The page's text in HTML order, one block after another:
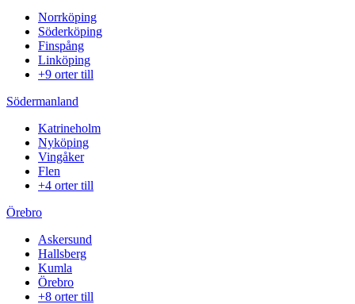
Norrköping
Söderköping
Finspång
Linköping
+9 orter till
Södermanland
Katrineholm
Nyköping
Vingåker
Flen
+4 orter till
Örebro
Askersund
Hallsberg
Kumla
Örebro
+8 orter till